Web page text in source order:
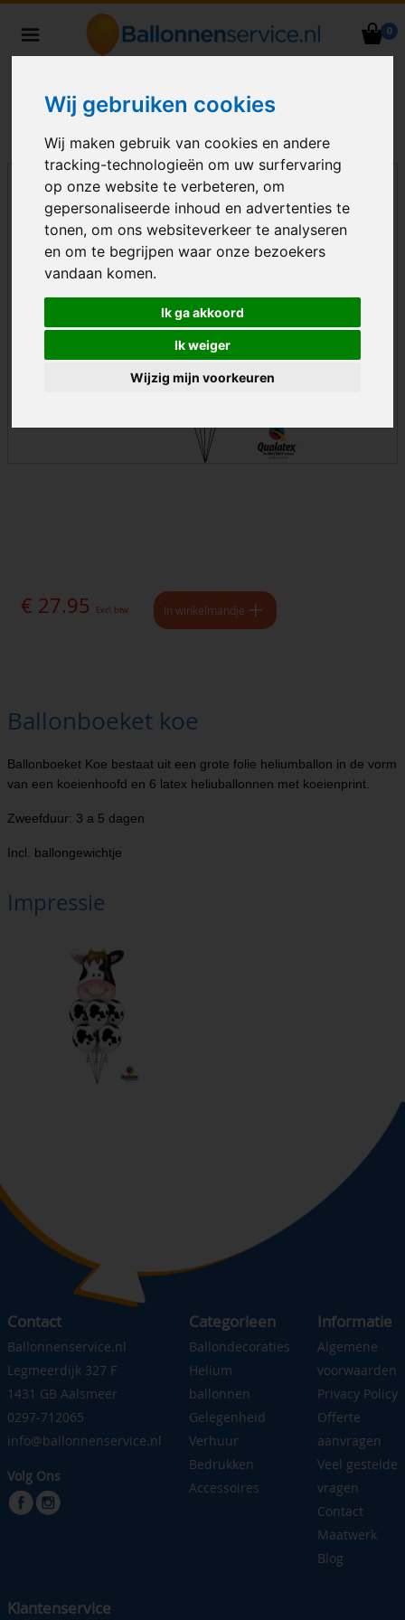
Wij gebruiken cookies
Wij maken gebruik van cookies en andere
tracking-technologieën om uw surfervaring
op onze website te verbeteren, om
gepersonaliseerde inhoud en advertenties te
tonen, om ons websiteverkeer te analyseren
en om te begrijpen waar onze bezoekers
vandaan komen.
Ik ga akkoord
Ik weiger
Wijzig mijn voorkeuren
0
Nederland
€ 27.95 Excl. btw In winkelmandje
Ballonboeket koe
Ballonboeket Koe bestaat uit een grote folie heliumballon in de vorm
van een koeienhoofd en 6 latex heliuballonnen met koeienprint.
Zweefduur: 3 a 5 dagen
Incl. ballongewichtje
Impressie
Contact
Ballonnenservice.nl
Legmeerdijk 327 F
1431 GB Aalsmeer
0297-712065
info@ballonnenservice.nl
Volg Ons
Categorieen
Ballondecoraties
Helium
ballonnen
Gelegenheid
Verhuur
Bedrukken
Accessoires
Informatie
Algemene
voorwaarden
Privacy Policy
Offerte
aanvragen
Veel gestelde
vragen
Contact
Maatwerk
Blog
Klantenservice